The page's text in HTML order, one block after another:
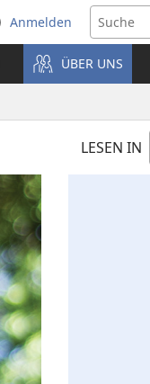
Anmelden
(öffnet
neues
Fenster)ÜBER UNS
LESEN IN